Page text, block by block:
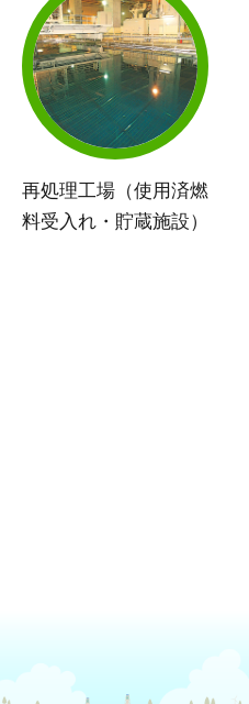
再処理工場（使用済燃
料受入れ・貯蔵施設）